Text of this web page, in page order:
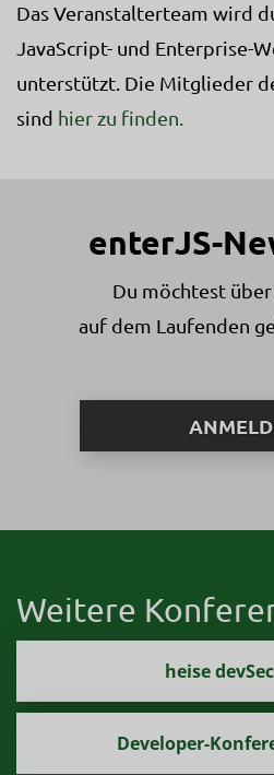
Das Veranstalterteam wird
JavaScript- und Enterprise-
unterstützt. Die Mitglieder
sind hier zu finden.
enterJS-
Du möchtest
auf dem Laufenden
Weitere
heise devSec
Developer-